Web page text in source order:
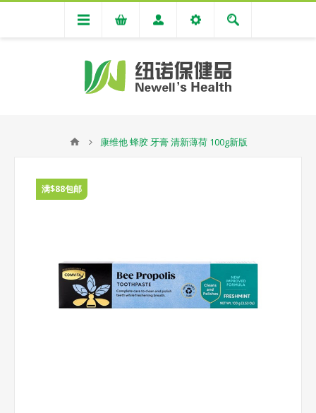
康维他 蜂胶 牙膏 清新薄荷 100g新版
满$88包邮